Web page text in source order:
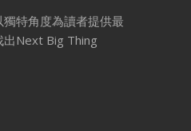
特角度為讀者提供最
出Next Big Thing